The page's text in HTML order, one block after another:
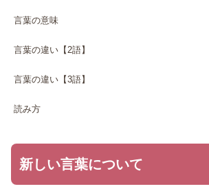
言葉の意味
言葉の違い【2語】
言葉の違い【3語】
読み方
新しい言葉について